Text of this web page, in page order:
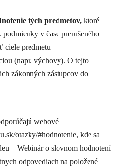
tých predmetov, ktoré
v čase prerušeného
ciele predmetu
(napr. výchovy). O tejto
zákonných zástupcov do
webové
otazky/#hodnotenie, kde sa
– Webinár o slovnom hodnotení
odpovediach na položené